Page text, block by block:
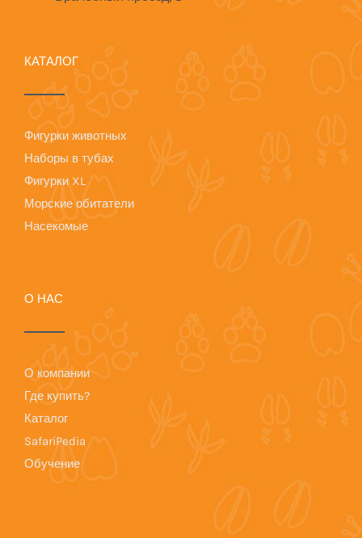
КАТАЛОГ
Фигурки животных
Наборы в тубах
Фигурки XL
Морские обитатели
Насекомые
О НАС
О компании
Где купить?
Каталог
SafariPedia
Обучение